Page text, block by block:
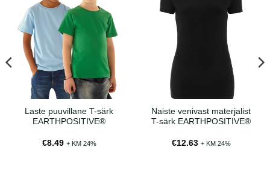
Laste puuvillane T-särk
EARTHPOSITIVE®
€8.49 + KM 24%
Naiste venivast materjalist
T-särk EARTHPOSITIVE®
€12.63 + KM 24%